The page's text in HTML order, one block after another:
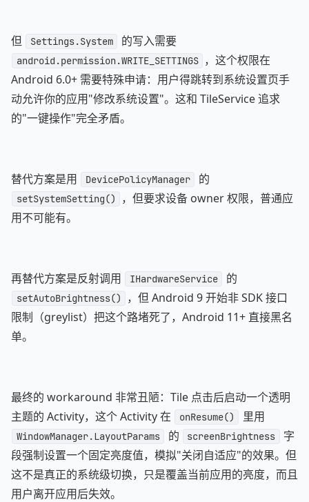
但 Settings.System 的写入需要
android.permission.WRITE_SETTINGS ，这个权限在
Android 6.0+ 需要特殊申请：用户得跳转到系统设置页手
动允许你的应用"修改系统设置"。这和 TileService 追求
的"一键操作"完全矛盾。
替代方案是用 DevicePolicyManager 的
setSystemSetting()
，但要求设备 owner 权限，普通应
用不可能有。
再替代方案是反射调用 IHardwareService 的
setAutoBrightness()
，但 Android 9 开始非 SDK 接口
限制（greylist）把这个路堵死了，Android 11+ 直接黑名
单。
最终的 workaround 非常丑陋：Tile 点击后启动一个透明
主题的 Activity，这个 Activity 在
onResume() 里用
WindowManager.LayoutParams 的 screenBrightness
字
段强制设置一个固定亮度值，模拟"关闭自适应"的效果。但
这不是真正的系统级切换，只是覆盖当前应用的亮度，而且
用户离开应用后失效。